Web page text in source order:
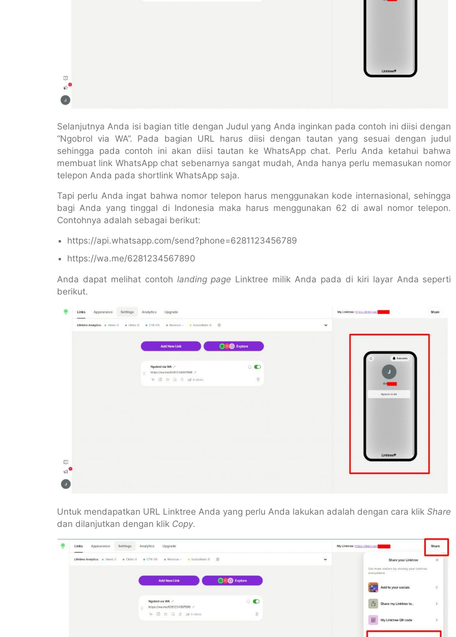
Selanjutnya Anda isi bagian title dengan Judul yang Anda inginkan pada contoh ini diisi dengan
“Ngobrol via WA”. Pada bagian URL harus diisi dengan tautan yang sesuai dengan judul
sehingga pada contoh ini akan diisi tautan ke WhatsApp chat. Perlu Anda ketahui bahwa
membuat link WhatsApp chat sebenarnya sangat mudah, Anda hanya perlu memasukan nomor
telepon Anda pada shortlink WhatsApp saja.
Tapi perlu Anda ingat bahwa nomor telepon harus menggunakan kode internasional, sehingga
bagi Anda yang tinggal di Indonesia maka harus menggunakan 62 di awal nomor telepon.
Contohnya adalah sebagai berikut:
https://api.whatsapp.com/send?phone=6281123456789
https://wa.me/6281234567890
Anda dapat melihat contoh landing page Linktree milik Anda pada di kiri layar Anda seperti
berikut.
Untuk mendapatkan URL Linktree Anda yang perlu Anda lakukan adalah dengan cara klikShare
dan dilanjutkan dengan klik Copy.